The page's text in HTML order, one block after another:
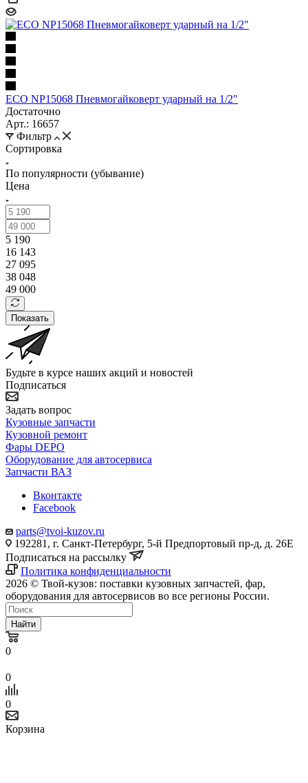
ECO NP15068 Пневмогайковерт ударный на 1/2"
Достаточно
Арт.: 16657
Фильтр
Сортировка
По популярности (убывание)
Цена
5 190
16 143
27 095
38 048
49 000
Показать
Будьте в курсе наших акций и новостей
Подписаться
Задать вопрос
Кузовные запчасти
Кузовной ремонт
Фары DEPO
Оборудование для автосервиса
Запчасти ВАЗ
Вконтакте
Facebook
parts@tvoi-kuzov.ru
192281, г. Санкт-Петербург, 5-й Предпортовый пр-д, д. 26Е
Подписаться на рассылку
Политика конфиденциальности
2026 © Твой-кузов: поставки кузовных запчастей, фар,
оборудования для автосервисов во все регионы России.
Найти
0
0
0
Корзина